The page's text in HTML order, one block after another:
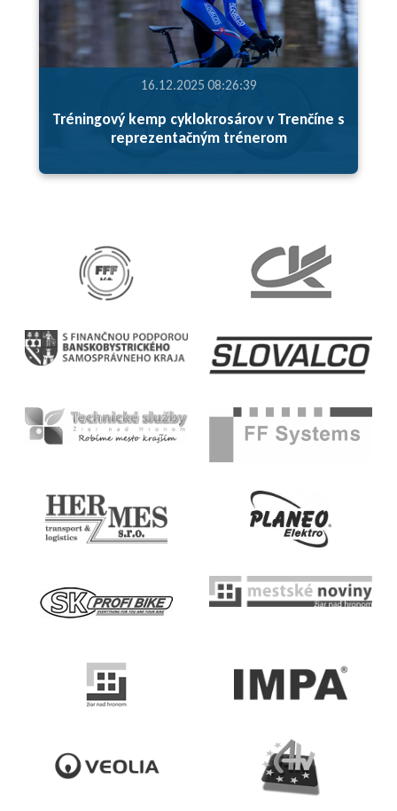
16.12.2025 08:26:39
Tréningový kemp cyklokrosárov v Trenčíne s
reprezentačným trénerom